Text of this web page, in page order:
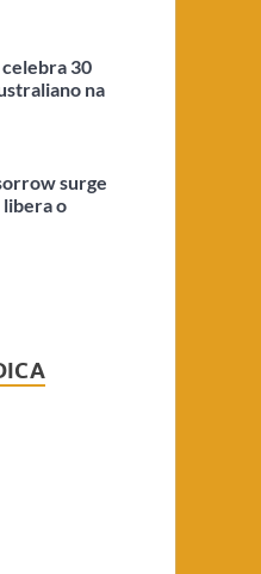
30
na
surge
libera o